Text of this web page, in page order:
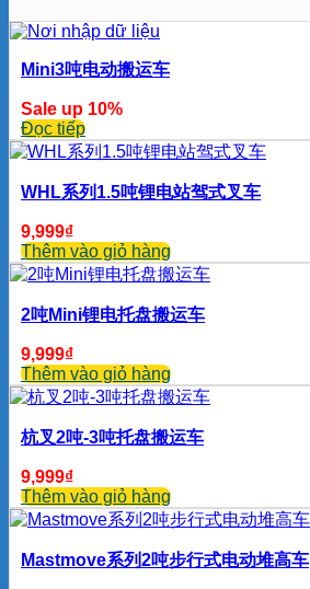
Mini3吨电动搬运车
Sale up 10%
Đọc tiếp
WHL系列1.5吨锂电站驾式叉车
9,999₫
Thêm vào giỏ hàng
2吨Mini锂电托盘搬运车
9,999₫
Thêm vào giỏ hàng
杭叉2吨-3吨托盘搬运车
9,999₫
Thêm vào giỏ hàng
Mastmove系列2吨步行式电动堆高车